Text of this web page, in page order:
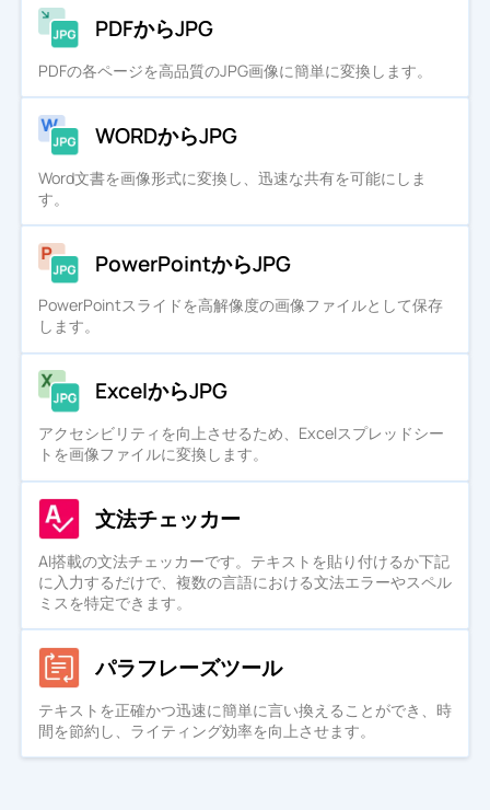
PDFからJPG
PDFの各ページを高品質のJPG画像に簡単に変換します。
WORDからJPG
Word文書を画像形式に変換し、迅速な共有を可能にしま
す。
PowerPointからJPG
PowerPointスライドを高解像度の画像ファイルとして保存
します。
ExcelからJPG
アクセシビリティを向上させるため、Excelスプレッドシー
トを画像ファイルに変換します。
文法チェッカー
AI搭載の文法チェッカーです。テキストを貼り付けるか下記
に入力するだけで、複数の言語における文法エラーやスペル
ミスを特定できます。
パラフレーズツール
テキストを正確かつ迅速に簡単に言い換えることができ、時
間を節約し、ライティング効率を向上させます。